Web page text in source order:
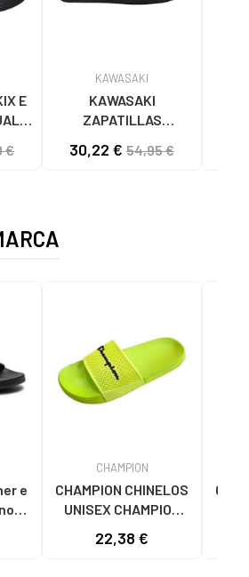
E
€
KAWASAKI
KAWASAKI
ZAPATILLAS
CANVAS K192495
30,22 € 54,95 €
e
CHAMPION
CHAMPION CHINELOS
UNISEX CHAMPION
22,38 €